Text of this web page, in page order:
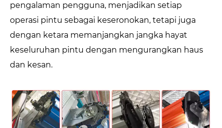
pengalaman pengguna, menjadikan setiap
operasi pintu sebagai keseronokan, tetapi juga
dengan ketara memanjangkan jangka hayat
keseluruhan pintu dengan mengurangkan haus
dan kesan.